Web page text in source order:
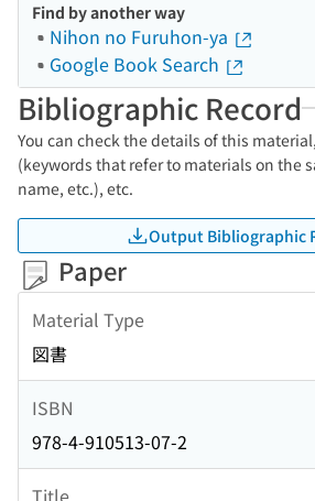
Find by another way
Nihon no Furuhon-ya
Google Book Search
Bibliographic Record
You can check the details of this
(keywords that refer to materials on the
name, etc.), etc.
Output Bibliographic
Paper
Material Type
図書
ISBN
978-4-910513-07-2
Title